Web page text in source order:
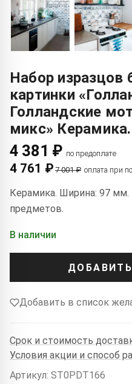
Набор изразцов
картинки
Голландские
микс»
4 381 ₽ по предоплате
4 761 ₽ 7 001 ₽ оплата при
Керамика. Ширина: 97
предметов.
В наличии
Добавить в список
Срок и стоимость
Условия акции и способ
Артикул: ST0PDT166